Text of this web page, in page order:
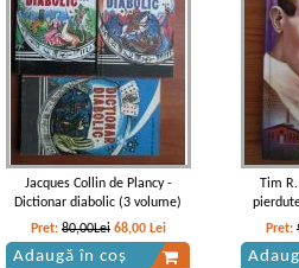
Jacques Collin de Plancy -
Dictionar diabolic (3 volume)
Pret: 80,00Lei 68,00 Lei
Adaugă în coș
Tim
Pret: